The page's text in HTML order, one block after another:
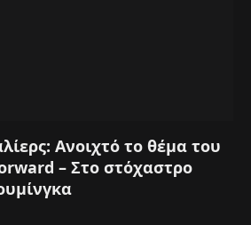
Ανοιχτό το θέμα του
– Στο στόχαστρο